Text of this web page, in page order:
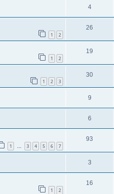
4
1 2
26
1 2
19
1 2 3
30
9
6
1 … 3 4 5 6 7
93
3
1 2
16